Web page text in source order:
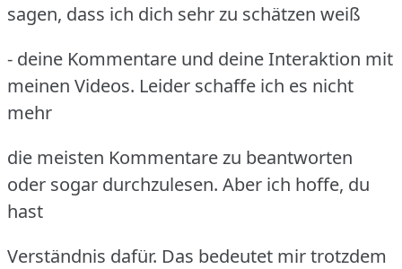
sagen, dass ich dich sehr zu schätzen weiß
- deine Kommentare und deine Interaktion mit
meinen Videos. Leider schaffe ich es nicht
mehr
die meisten Kommentare zu beantworten
oder sogar durchzulesen. Aber ich hoffe, du
hast
Verständnis dafür. Das bedeutet mir trotzdem